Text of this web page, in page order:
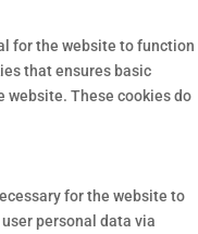
for the website to function
that ensures basic
These cookies do
for the website to
personal data via